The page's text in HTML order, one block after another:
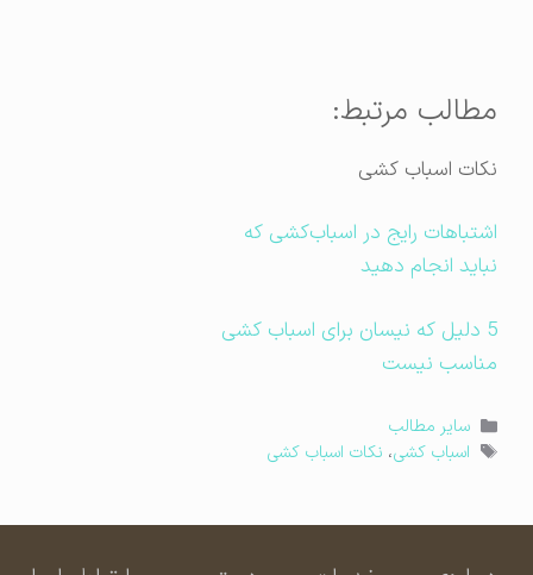
مطالب مرتبط:
نکات اسباب کشی
اشتباهات رایج در اسباب‌کشی که
نباید انجام دهید
5 دلیل که نیسان برای اسباب کشی
مناسب نیست
دسته‌ها
سایر مطالب
برچسب‌ها
اسباب کشی ،نکات اسباب کشی